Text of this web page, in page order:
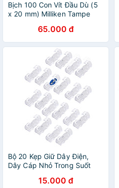
Bịch 100 Con Vít Đầu Dù (5
x 20 mm) Milliken Tampe
65.000 đ
Bộ 20 Kẹp Giữ Dây Điện,
Dây Cáp Nhỏ Trong Suốt
15.000 đ